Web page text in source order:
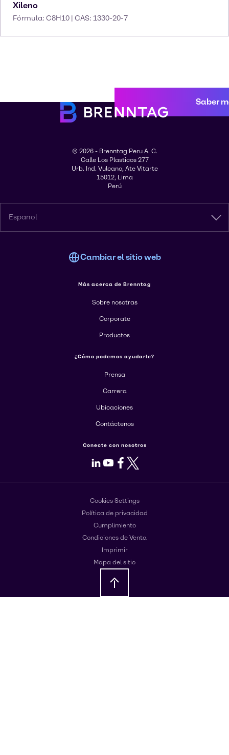
Xileno
Fórmula: C8H10 | CAS: 1330-20-7
Saber
© 2026 - Brenntag Peru A. C.
Calle Los Plasticos 277
Urb. Ind. Vulcano, Ate Vitarte
15012, Lima
Perú
Espanol
Cambiar el sitio web
Más acerca de Brenntag
Sobre nosotras
Corporate
Productos
¿Cómo podemos ayudarle?
Prensa
Carrera
Ubicaciones
Contáctenos
Conecte con nosotros
LinkedIn
Youtube
Facebook
X
Cookies Settings
Política de privacidad
Cumplimiento
Condiciones de Venta
Imprimir
Mapa del sitio